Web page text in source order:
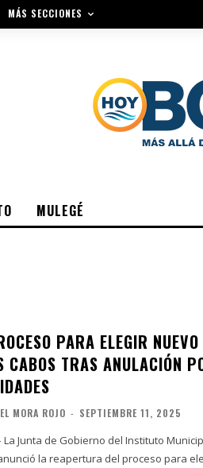
MÁS SECCIONES
MULEGÉ
PARA ELEGIR
CABOS TRAS ANULACIÓN
MORA ROJO - SEPTIEMBRE 11, 2025
La Junta de Gobierno del Instituto
anunció la reapertura del proceso para